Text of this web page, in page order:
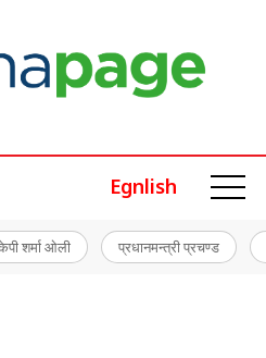
Egnlish
शर्मा ओली प्रधानमन्त्री प्रचण्ड